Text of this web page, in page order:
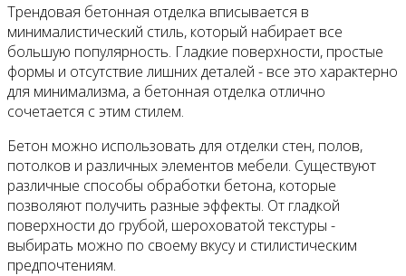
Трендовая бетонная отделка вписывается в
минималистический стиль, который набирает все
большую популярность. Гладкие поверхности, простые
формы и отсутствие лишних деталей - все это характерно
для минимализма, а бетонная отделка отлично
сочетается с этим стилем.
Бетон можно использовать для отделки стен, полов,
потолков и различных элементов мебели. Существуют
различные способы обработки бетона, которые
позволяют получить разные эффекты. От гладкой
поверхности до грубой, шероховатой текстуры -
выбирать можно по своему вкусу и стилистическим
предпочтениям.